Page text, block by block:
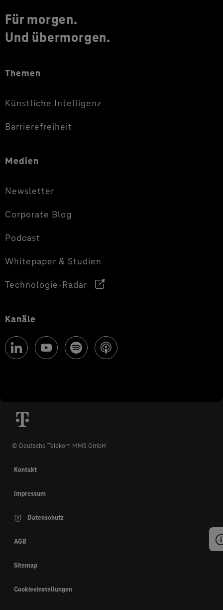
Für morgen.
Und übermorgen.
Themen
Künstliche Intelligenz
Barrierefreiheit
Medien
Newsletter
Corporate Blog
Podcast
Whitepaper & Studien
Technologie-Radar
Kanäle
© Deutsche Telekom MMS GmbH
Kontakt
Impressum
Datenschutz
AGB
Sitemap
Cookieeinstellungen